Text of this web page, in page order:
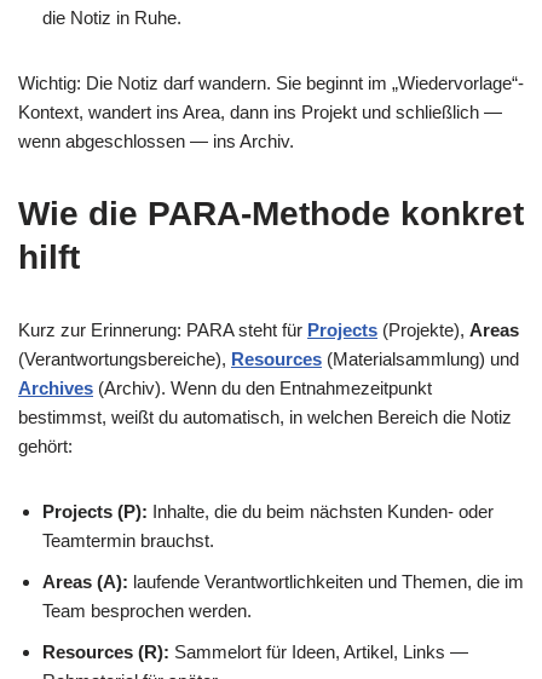
die Notiz in Ruhe.
Wichtig: Die Notiz darf wandern. Sie beginnt im „Wiedervorlage“-
Kontext, wandert ins Area, dann ins Projekt und schließlich —
wenn abgeschlossen — ins Archiv.
Wie die PARA-Methode konkret
hilft
Kurz zur Erinnerung: PARA steht für Projects (Projekte), Areas
(Verantwortungsbereiche), Resources (Materialsammlung) und
Archives (Archiv). Wenn du den Entnahmezeitpunkt
bestimmst, weißt du automatisch, in welchen Bereich die Notiz
gehört:
Projects (P): Inhalte, die du beim nächsten Kunden- oder
Teamtermin brauchst.
Areas (A): laufende Verantwortlichkeiten und Themen, die im
Team besprochen werden.
Resources (R): Sammelort für Ideen, Artikel, Links —